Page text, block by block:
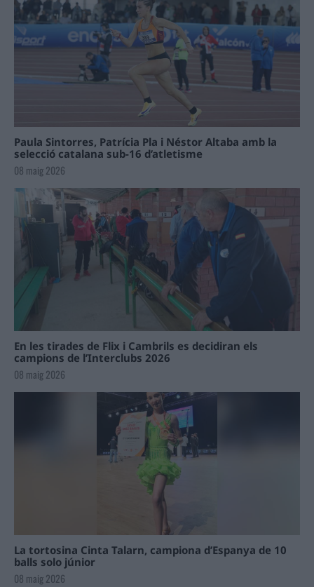
Paula Sintorres, Patrícia Pla i Néstor Altaba amb la
selecció catalana sub-16 d’atletisme
08 maig 2026
En les tirades de Flix i Cambrils es decidiran els
campions de l’Interclubs 2026
08 maig 2026
La tortosina Cinta Talarn, campiona d’Espanya de 10
balls solo júnior
08 maig 2026